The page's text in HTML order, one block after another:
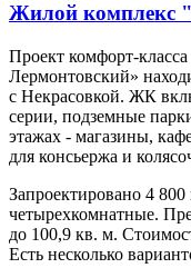
Жилой комплекс
Проект комфорт-
Лермонтовский»
с Некрасовкой. ЖК
серии, подземные
этажах - магазины,
для консьержа и
Запроектировано 4
четырехкомнатные.
до 100,9 кв. м.
Есть несколько